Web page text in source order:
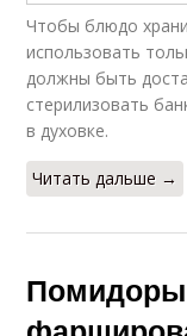
Чтобы блюдо
использовать
должны быть
стерилизовать
в духовке.
Читать дальше →